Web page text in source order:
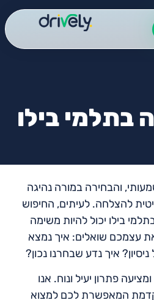
בתלמי בילו
והבחירה במורה נהיגה
להצלחה. לעיתים, החיפוש
בילו יכול להיות משימה
עצמכם שואלים: איך נמצא
איך נדע שבחרנו נכון?
פתרון יעיל ונוח. אנו
המאפשרת לכם למצוא